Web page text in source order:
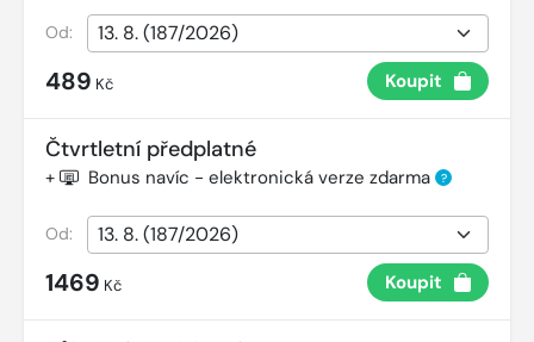
Od:
489 Kč Koupit
Čtvrtletní předplatné
+ Bonus navíc - elektronická verze zdarma ?
Od:
1469 Kč Koupit